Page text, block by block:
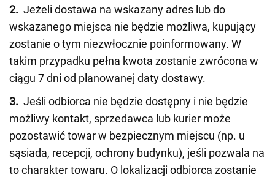
2. Jeżeli dostawa na wskazany adres lub do
wskazanego miejsca nie będzie możliwa, kupujący
zostanie o tym niezwłocznie poinformowany. W
takim przypadku pełna kwota zostanie zwrócona w
ciągu 7 dni od planowanej daty dostawy.
3. Jeśli odbiorca nie będzie dostępny i nie będzie
możliwy kontakt, sprzedawca lub kurier może
pozostawić towar w bezpiecznym miejscu (np. u
sąsiada, recepcji, ochrony budynku), jeśli pozwala na
to charakter towaru. O lokalizacji odbiorca zostanie